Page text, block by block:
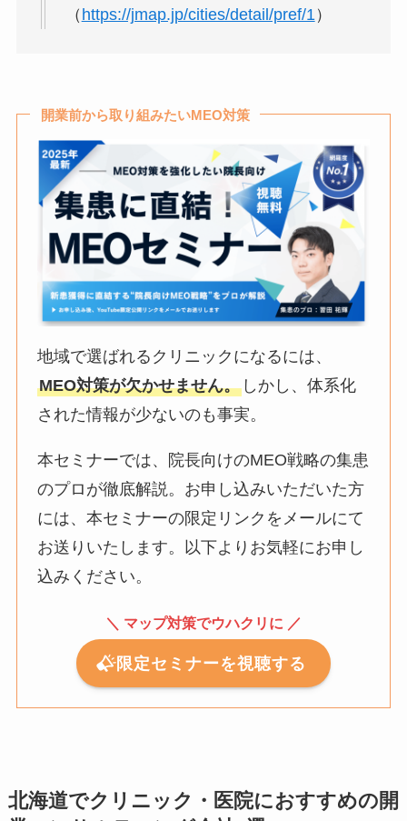
（ https://jmap.jp/cities/detail/pref/1）
開業前から取り組みたいMEO対策
地域で選ばれるクリニックになるには、
MEO対策が欠かせません。 しかし、体系化
された情報が少ないのも事実。
本セミナーでは、院長向けのMEO戦略の集患
のプロが徹底解説。お申し込みいただいた方
には、本セミナーの限定リンクをメールにて
お送りいたします。以下よりお気軽にお申し
込みください。
＼ マップ対策でウハクリに ／
限定セミナーを視聴する
北海道でクリニック・医院におすすめの開